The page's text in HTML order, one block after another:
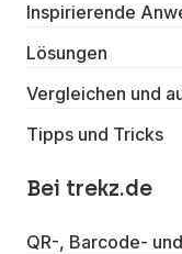
Inspirierende
Lösungen
Vergleichen und
Tipps und Tricks
Bei trekz.de
QR-, Barcode-